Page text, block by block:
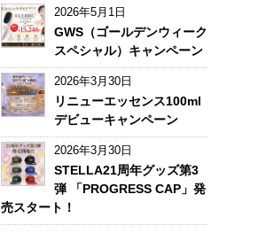
2026年5月1日
GWS（ゴールデンウィーク
スペシャル）キャンペーン
2026年3月30日
リニューエッセンス100ml
デビューキャンペーン
2026年3月30日
STELLA21周年グッズ第3
弾 「PROGRESS CAP」発
売スタート！